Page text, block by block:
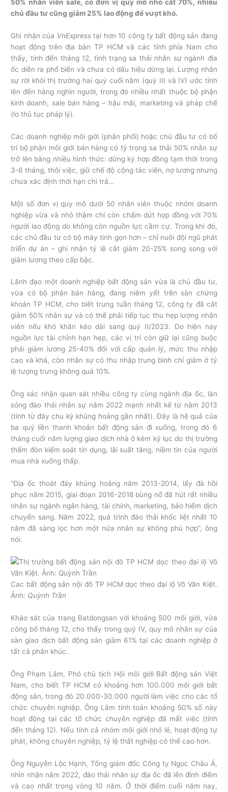
50% nhân viên sale, có đơn vị quy mô nhỏ cắt 70%, nhiều
chủ đầu tư cũng giảm 25% lao động để vượt khó.
Ghi nhận của VnExpresstại hơn 10 công ty bất động sản đang
hoạt động trên địa bàn TP HCM và các tỉnh phía Nam cho
thấy, tính đến tháng 12, tình trạng sa thải nhân sự ngành địa
ốc diễn ra phổ biến và chưa có dấu hiệu dừng lại. Lượng nhân
sự rời khỏi thị trường hai quý cuối năm (quý III và IV) ước tính
lên đến hàng nghìn người, trong đó nhiều nhất thuộc bộ phận
kinh doanh, sale bán hàng – hậu mãi, marketing và pháp chế
(lo thủ tục pháp lý).
Các doanh nghiệp môi giới (phân phối) hoặc chủ đầu tư có bố
trí bộ phận môi giới bán hàng có tỷ trọng sa thải 50% nhân sự
trở lên bằng nhiều hình thức: dừng ký hợp đồng tạm thời trong
3-6 tháng, thôi việc, giữ chế độ cộng tác viên, nợ lương nhưng
chưa xác định thời hạn chi trả…
Một số đơn vị quy mô dưới 50 nhân viên thuộc nhóm doanh
nghiệp vừa và nhỏ thậm chí còn chấm dứt hợp đồng với 70%
người lao động do không còn nguồn lực cầm cự. Trong khi đó,
các chủ đầu tư có bộ máy tinh gọn hơn – chỉ nuôi đội ngũ phát
triển dự án – ghi nhận tỷ lệ cắt giảm 20-25% song song với
giảm lương theo cấp bậc.
Lãnh đạo một doanh nghiệp bất động sản vừa là chủ đầu tư,
vừa có bộ phận bán hàng, đang niêm yết trên sàn chứng
khoán TP HCM, cho biết trung tuần tháng 12, công ty đã cắt
giảm 50% nhân sự và có thể phải tiếp tục thu hẹp lượng nhân
viên nếu khó khăn kéo dài sang quý II/2023. Do hiện nay
nguồn lực tài chính hạn hẹp, các vị trí còn giữ lại cũng buộc
phải giảm lương 25-40% đối với cấp quản lý, mức thu nhập
cao và khá, còn nhân sự có thu nhập trung bình chỉ giảm ở tỷ
lệ tượng trưng không quá 10%.
Ông xác nhận quan sát nhiều công ty cùng ngành địa ốc, làn
sóng đào thải nhân sự năm 2022 mạnh nhất kể từ năm 2013
(tính từ đáy chu kỳ khủng hoảng gần nhất). Đây là hệ quả của
ba quý liền thanh khoản bất động sản đi xuống, trong đó 6
tháng cuối năm lượng giao dịch nhà ở kém kỷ lục do thị trường
thấm đòn kiểm soát tín dụng, lãi suất tăng, niềm tin của người
mua nhà xuống thấp.
“Địa ốc thoát đáy khủng hoảng năm 2013-2014, lấy đà hồi
phục năm 2015, giai đoạn 2016-2018 bùng nổ đã hút rất nhiều
nhân sự ngành ngân hàng, tài chính, marketing, bảo hiểm dịch
chuyển sang. Năm 2022, quá trình đào thải khốc liệt nhất 10
năm đã sàng lọc hơn một nửa nhân sự không phù hợp”, ông
nói.
Cac bất động sản nội đô TP HCM dọc theo đại lộ Võ Văn Kiệt.
Ảnh: Quỳnh Trần
Khảo sát của trang Batdongsan với khoảng 500 môi giới, vừa
công bố tháng 12, cho thấy trong quý IV, quy mô nhân sự của
sàn giao dịch bất động sản giảm 61% tại các doanh nghiệp ở
tất cả phân khúc.
Ông Phạm Lâm, Phó chủ tịch Hội môi giới Bất động sản Việt
Nam, cho biết TP HCM có khoảng hơn 100.000 môi giới bất
động sản, trong đó 20.000-30.000 người làm việc cho các tổ
chức chuyên nghiệp. Ông Lâm tính toán khoảng 50% số này
hoạt động tại các tổ chức chuyên nghiệp đã mất việc (tính
đến tháng 12). Nếu tính cả nhóm môi giới nhỏ lẻ, hoạt động tự
phát, không chuyên nghiệp, tỷ lệ thất nghiệp có thể cao hơn.
Ông Nguyễn Lộc Hạnh, Tổng giám đốc Công ty Ngọc Châu Á,
nhìn nhận năm 2022, đào thải nhân sự địa ốc đã lên đỉnh điểm
và cao nhất trong vòng 10 năm. Ở thời điểm cuối năm nay,